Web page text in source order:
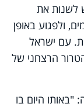
לשנות את
ולפגוע באופן
עם ישראל
הרצחני של
"באותו היום בו